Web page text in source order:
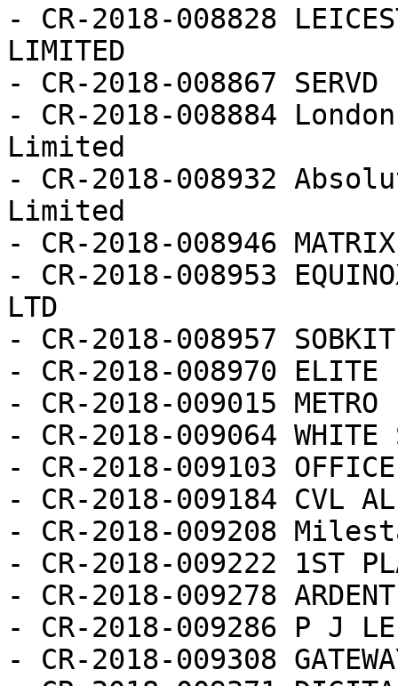
- CR-2018-008828
LIMITED
- CR-2018-008867 SERVD
- CR-2018-008884
Limited
- CR-2018-008932
Limited
- CR-2018-008946
- CR-2018-008953
LTD
- CR-2018-008957 SOBKIT
- CR-2018-008970 ELITE
- CR-2018-009015 METRO
- CR-2018-009064 WHITE
- CR-2018-009103
- CR-2018-009184 CVL
- CR-2018-009208
- CR-2018-009222 1ST
- CR-2018-009278
- CR-2018-009286 P J
- CR-2018-009308